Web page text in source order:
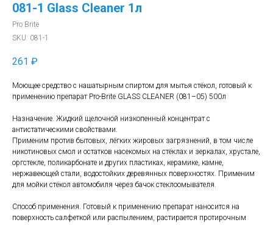
081-1 Glass Cleaner 1л
Pro Brite
SKU: 081-1
261 ₽
Моющее средство с нашатырным спиртом для мытья стёкол, готовый к
применению препарат Pro-Brite GLASS CLEANER (081–05) 500л
Назначение. Жидкий щелочной низкопенный концентрат с
антистатическими свойствами.
Применим против бытовых, лёгких жировых загрязнений, в том числе
никотиновых смол и остатков насекомых на стёклах и зеркалах, хрустале,
оргстекле, поликарбонате и других пластиках, керамике, камне,
нержавеющей стали, водостойких деревянных поверхностях. Применим
для мойки стёкол автомобиля через бачок стеклоомывателя.
Способ применения. Готовый к применению препарат наносится на
поверхность салфеткой или распылением, растирается протирочным